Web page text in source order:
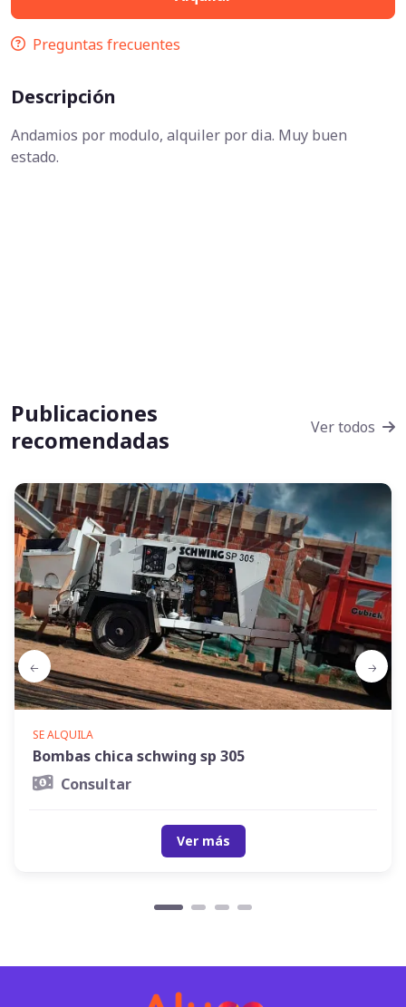
Preguntas frecuentes
Descripción
Andamios por modulo, alquiler por dia. Muy buen
estado.
Publicaciones
recomendadas
Ver todos
SE ALQUILA
Bombas chica schwing sp 305
Consultar
Ver más